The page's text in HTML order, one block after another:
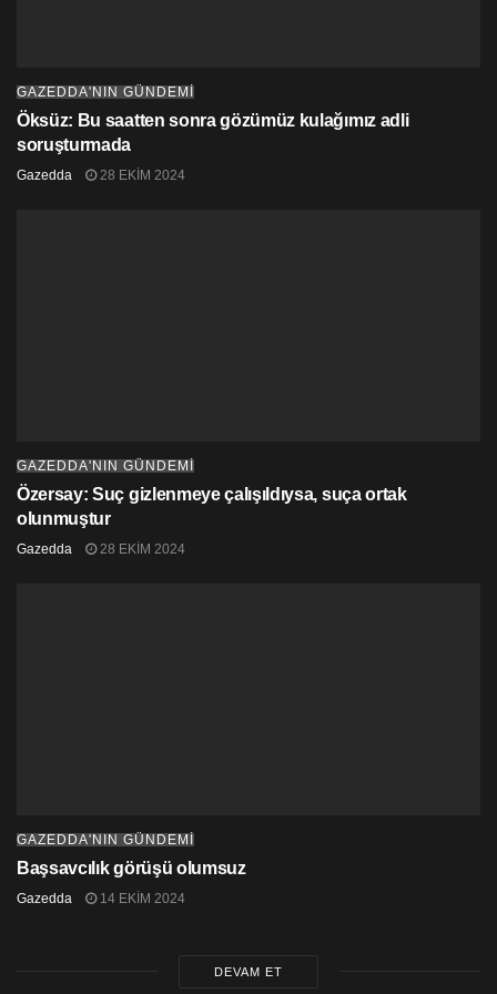
GAZEDDA'NIN GÜNDEMİ
Öksüz: Bu saatten sonra gözümüz kulağımız adli
soruşturmada
Gazedda 28 EKIM 2024
GAZEDDA'NIN GÜNDEMİ
Özersay: Suç gizlenmeye çalışıldıysa, suça ortak
olunmuştur
Gazedda 28 EKIM 2024
GAZEDDA'NIN GÜNDEMİ
Başsavcılık görüşü olumsuz
Gazedda 14 EKIM 2024
DEVAM ET